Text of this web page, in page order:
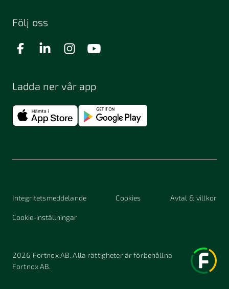
Följ oss
Ladda ner vår app
Integritetsmeddelande Cookies Avtal & villkor
Cookie-inställningar
2026 Fortnox AB. Alla rättigheter är förbehållna
Fortnox AB.